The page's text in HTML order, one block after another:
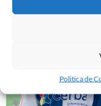
Politica de
𝑽𝒆𝒏𝒊𝒎 𝒅’𝒖𝒏𝒂 𝒈𝒓𝒂𝒏